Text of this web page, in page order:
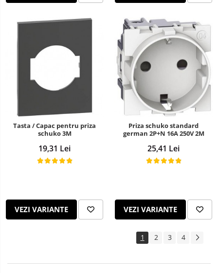
Tasta / Capac pentru priza
schuko 3M
19,31 Lei
VEZI VARIANTE
Priza schuko standard
german 2P+N 16A 250V 2M
25,41 Lei
VEZI VARIANTE
1 2 3 4